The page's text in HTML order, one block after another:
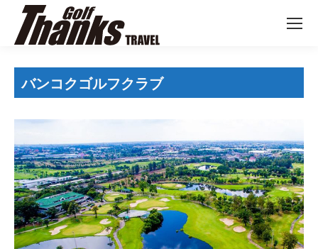
バンコクゴルフクラブ